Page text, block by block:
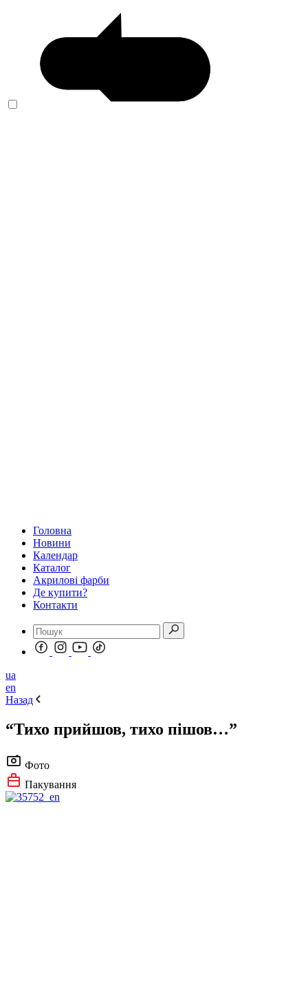
Головна
Новини
Календар
Каталог
Акрилові фарби
Де купити?
Контакти
ua
en
Назад
“Тихо прийшов, тихо пішов…”
Фото
Пакування